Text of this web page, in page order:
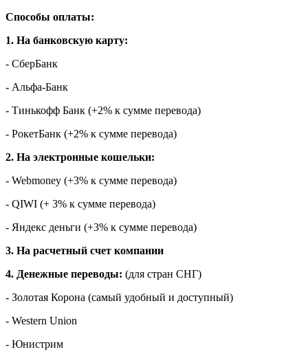
Способы оплаты:
1. На банковскую карту:
- СберБанк
- Альфа-Банк
- Тинькофф Банк (+2% к сумме перевода)
- РокетБанк (+2% к сумме перевода)
2. На электронные кошельки:
- Webmoney (+3% к сумме перевода)
- QIWI (+ 3% к сумме перевода)
- Яндекс деньги (+3% к сумме перевода)
3. На расчетный счет компании
4. Денежные переводы: (для стран СНГ)
- Золотая Корона (самый удобный и доступный)
- Western Union
- Юнистрим